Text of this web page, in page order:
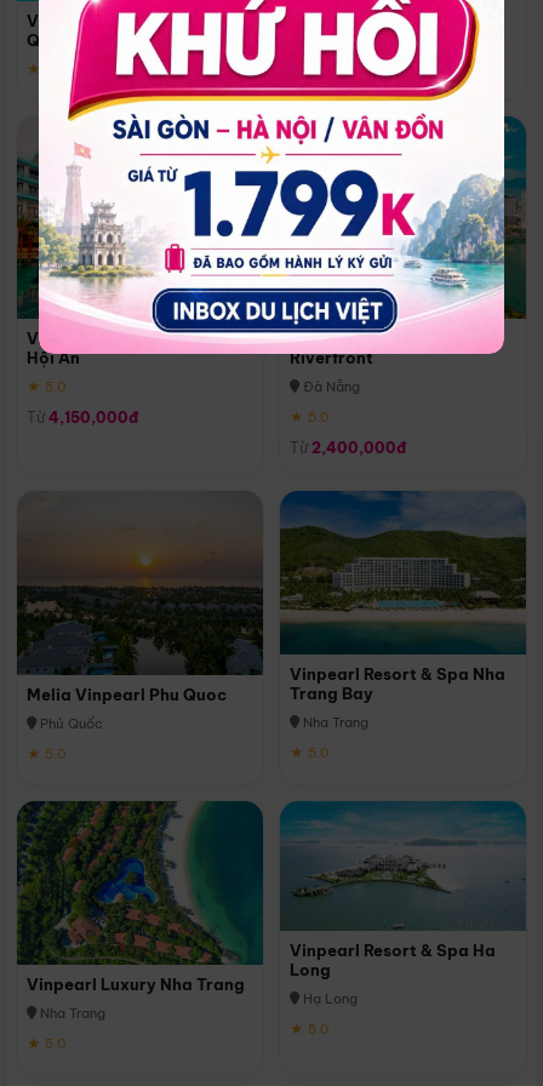
Vinpearl Resort & Spa Phu
Quoc
★ 5.0
Quoc
Phú Quốc
★ 5.0
Vinpearl Resort & Golf Nam
Hội An
★ 5.0
Từ 4,150,000đ
Melia Vinpearl Danang
Riverfront
Đà Nẵng
★ 5.0
Từ 2,400,000đ
Melia Vinpearl Phu Quoc
Phú Quốc
★ 5.0
Vinpearl Resort & Spa Nha
Trang Bay
Nha Trang
★ 5.0
Vinpearl Luxury Nha Trang
Nha Trang
★ 5.0
Vinpearl Resort & Spa Ha
Long
Hạ Long
★ 5.0